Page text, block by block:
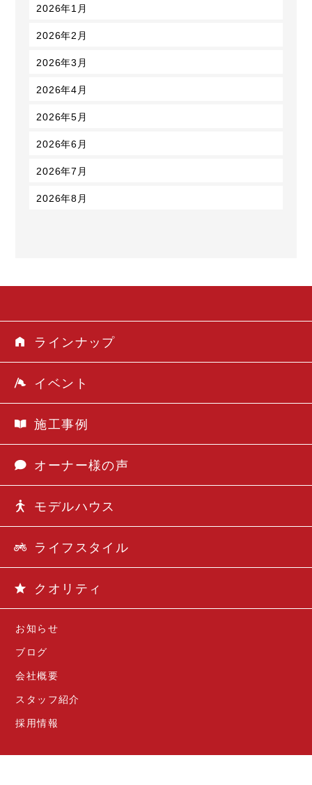
2026年1月
2026年2月
2026年3月
2026年4月
2026年5月
2026年6月
2026年7月
2026年8月
お知らせ
ブログ
会社概要
スタッフ紹介
採用情報
ラインナップ
イベント
施工事例
オーナー様の声
モデルハウス
ライフスタイル
クオリティ